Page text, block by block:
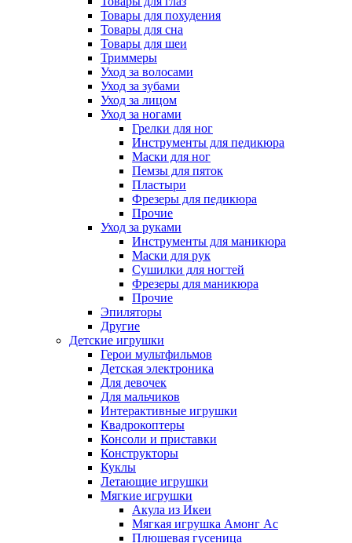
Товары для похудения
Товары для сна
Товары для шеи
Триммеры
Уход за волосами
Уход за зубами
Уход за лицом
Уход за ногами
Грелки для ног
Инструменты для педикюра
Маски для ног
Пемзы для пяток
Пластыри
Фрезеры для педикюра
Прочие
Уход за руками
Инструменты для маникюра
Маски для рук
Сушилки для ногтей
Фрезеры для маникюра
Прочие
Эпиляторы
Другие
Детские игрушки
Герои мультфильмов
Детская электроника
Для девочек
Для мальчиков
Интерактивные игрушки
Квадрокоптеры
Консоли и приставки
Конструкторы
Куклы
Летающие игрушки
Мягкие игрушки
Акула из Икеи
Мягкая игрушка Амонг Ас
Плюшевая гусеница